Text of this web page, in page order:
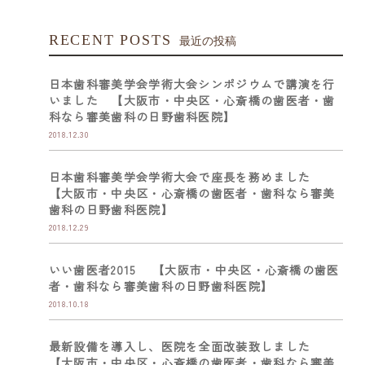
RECENT POSTS 最近の投稿
日本歯科審美学会学術大会シンポジウムで講演を行
いました 【大阪市・中央区・心斎橋の歯医者・歯
科なら審美歯科の日野歯科医院】
2018.12.30
日本歯科審美学会学術大会で座長を務めました
【大阪市・中央区・心斎橋の歯医者・歯科なら審美
歯科の日野歯科医院】
2018.12.29
いい歯医者2015 【大阪市・中央区・心斎橋の歯医
者・歯科なら審美歯科の日野歯科医院】
2018.10.18
最新設備を導入し、医院を全面改装致しました